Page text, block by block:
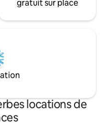
gratuit sur place
locations de